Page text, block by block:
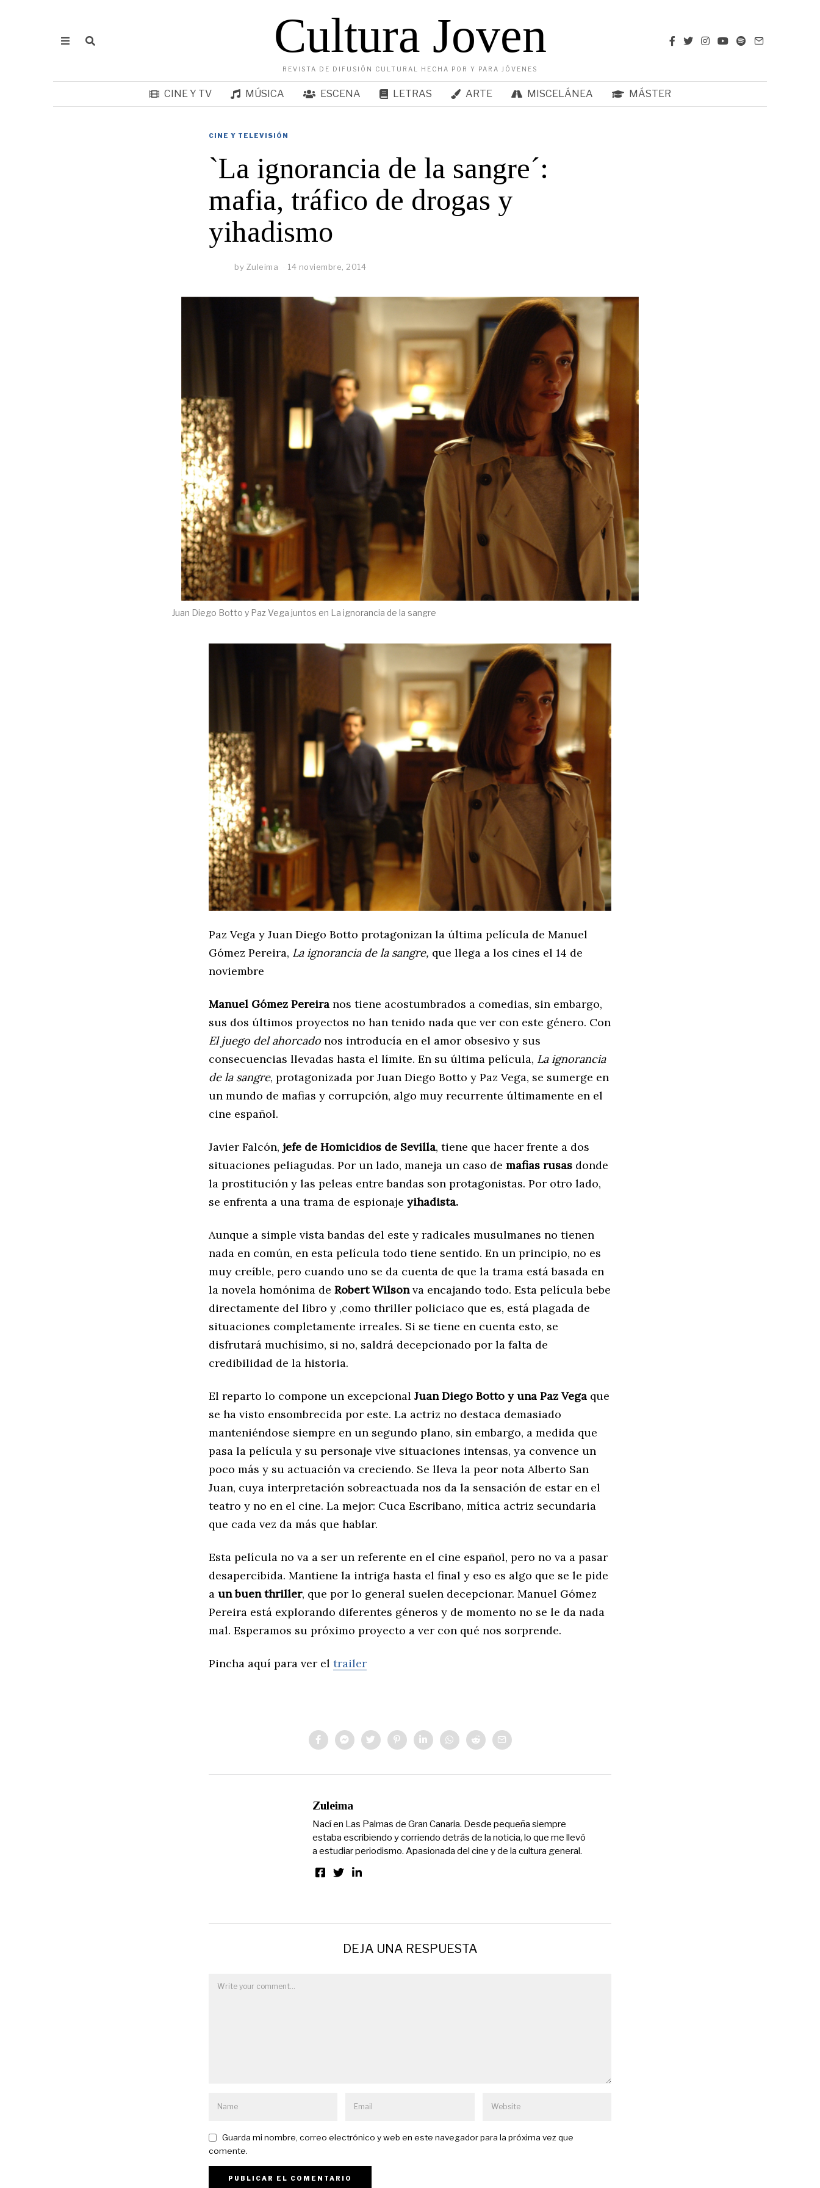
Cultura Joven
REVISTA DE DIFUSIÓN CULTURAL HECHA POR Y PARA JÓVENES
CINE Y TV MÚSICA ESCENA LETRAS ARTE MISCELÁNEA MÁSTER
CINE Y TELEVISIÓN
`La ignorancia de la sangre´:
mafia, tráfico de drogas y
yihadismo
by Zuleima 14 noviembre, 2014
Juan Diego Botto y Paz Vega juntos en La ignorancia de la sangre
Paz Vega y Juan Diego Botto protagonizan la última película de Manuel
Gómez Pereira, La ignorancia de la sangre, que llega a los cines el 14 de
noviembre
Manuel Gómez Pereira nos tiene acostumbrados a comedias, sin embargo,
sus dos últimos proyectos no han tenido nada que ver con este género. Con
El juego del ahorcado nos introducía en el amor obsesivo y sus
consecuencias llevadas hasta el límite. En su última película, La ignorancia
de la sangre, protagonizada por Juan Diego Botto y Paz Vega, se sumerge en
un mundo de mafias y corrupción, algo muy recurrente últimamente en el
cine español.
Javier Falcón, jefe de Homicidios de Sevilla, tiene que hacer frente a dos
situaciones peliagudas. Por un lado, maneja un caso de mafias rusas donde
la prostitución y las peleas entre bandas son protagonistas. Por otro lado,
se enfrenta a una trama de espionaje yihadista.
Aunque a simple vista bandas del este y radicales musulmanes no tienen
nada en común, en esta película todo tiene sentido. En un principio, no es
muy creíble, pero cuando uno se da cuenta de que la trama está basada en
la novela homónima de Robert Wilsonva encajando todo. Esta película bebe
directamente del libro y ,como thriller policiaco que es, está plagada de
situaciones completamente irreales. Si se tiene en cuenta esto, se
disfrutará muchísimo, si no, saldrá decepcionado por la falta de
credibilidad de la historia.
El reparto lo compone un excepcional Juan Diego Botto y una Paz Vega que
se ha visto ensombrecida por este. La actriz no destaca demasiado
manteniéndose siempre en un segundo plano, sin embargo, a medida que
pasa la película y su personaje vive situaciones intensas, ya convence un
poco más y su actuación va creciendo. Se lleva la peor nota Alberto San
Juan, cuya interpretación sobreactuada nos da la sensación de estar en el
teatro y no en el cine. La mejor: Cuca Escribano, mítica actriz secundaria
que cada vez da más que hablar.
Esta película no va a ser un referente en el cine español, pero no va a pasar
desapercibida. Mantiene la intriga hasta el final y eso es algo que se le pide
a un buen thriller, que por lo general suelen decepcionar. Manuel Gómez
Pereira está explorando diferentes géneros y de momento no se le da nada
mal. Esperamos su próximo proyecto a ver con qué nos sorprende.
Pincha aquí para ver el trailer
Zuleima
Nací en Las Palmas de Gran Canaria. Desde pequeña siempre
estaba escribiendo y corriendo detrás de la noticia, lo que me llevó
a estudiar periodismo. Apasionada del cine y de la cultura general.
DEJA UNA RESPUESTA
Guarda mi nombre, correo electrónico y web en este navegador para la próxima vez que
comente.